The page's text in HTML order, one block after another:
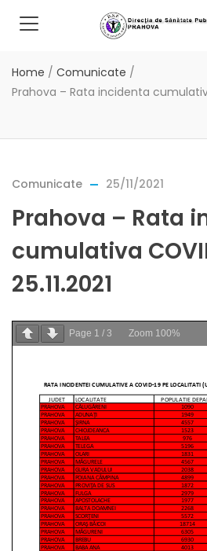
Home / Comunicate /
Prahova – Rata incidenta cumulativa
Comunicate 25/11/2021
Prahova – Rata
cumulativa
25.11.2021
Page 1 / 3 Zoom 100%